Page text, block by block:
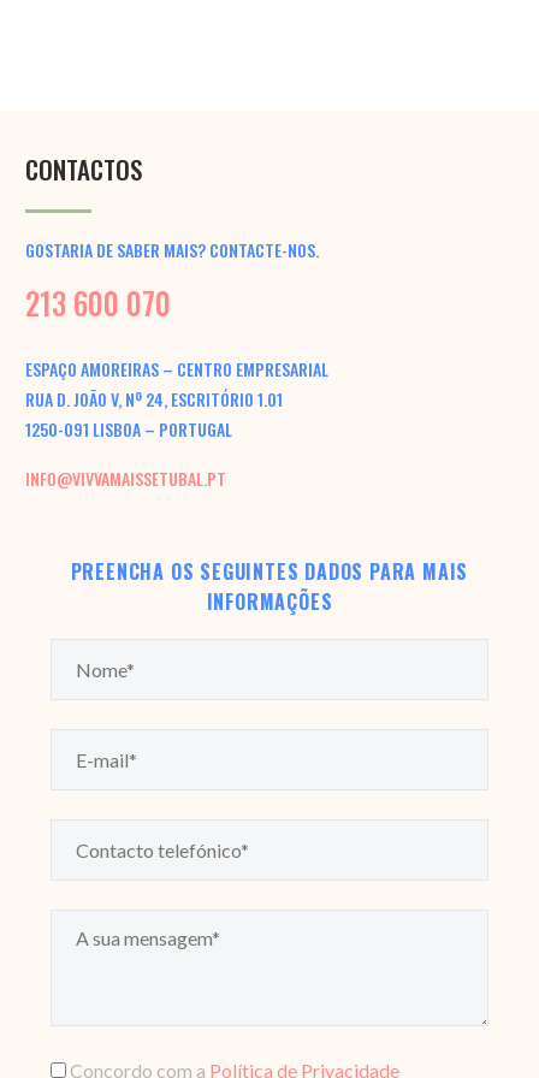
CONTACTOS
GOSTARIA DE SABER MAIS? CONTACTE-NOS.
213 600 070
ESPAÇO AMOREIRAS – CENTRO EMPRESARIAL
RUA D. JOÃO V, Nº 24, ESCRITÓRIO 1.01
1250-091 LISBOA – PORTUGAL
INFO@VIVVAMAISSETUBAL.PT
PREENCHA OS SEGUINTES DADOS PARA MAIS
INFORMAÇÕES
Concordo com a Política de Privacidade